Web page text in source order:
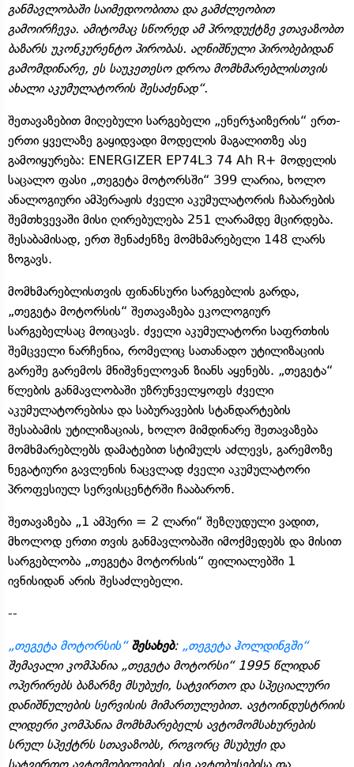
განმავლობაში საიმედოობითა და გამძლეობით
გამოირჩევა. ამიტომაც სწორედ ამ პროდუქტზე ვთავაზობთ
ბაზარს უკონკურენტო პირობას. აღნიშნული პირობებიდან
გამომდინარე, ეს საუკეთესო დროა მომხმარებლისთვის
ახალი აკუმულატორის შესაძენად“.
შეთავაზებით მიღებული სარგებელი „ენერჯაიზერის“ ერთ-
ერთი ყველაზე გაყიდვადი მოდელის მაგალითზე ასე
გამოიყურება: ENERGIZER EP74L3 74 Ah R+ მოდელის
საცალო ფასი „თეგეტა მოტორსში“ 399 ლარია, ხოლო
ანალოგიური ამპერაჟის ძველი აკუმულატორის ჩაბარების
შემთხვევაში მისი ღირებულება 251 ლარამდე მცირდება.
შესაბამისად, ერთ შენაძენზე მომხმარებელი 148 ლარს
ზოგავს.
მომხმარებლისთვის ფინანსური სარგებლის გარდა,
„თეგეტა მოტორსის“ შეთავაზება ეკოლოგიურ
სარგებელსაც მოიცავს. ძველი აკუმულატორი საფრთხის
შემცველი ნარჩენია, რომელიც სათანადო უტილიზაციის
გარეშე გარემოს მნიშვნელოვან ზიანს აყენებს. „თეგეტა“
წლების განმავლობაში უზრუნველყოფს ძველი
აკუმულატორებისა და საბურავების სტანდარტების
შესაბამის უტილიზაციას, ხოლო მიმდინარე შეთავაზება
მომხმარებლებს დამატებით სტიმულს აძლევს, გარემოზე
ნეგატიური გავლენის ნაცვლად ძველი აკუმულატორი
პროფესიულ სერვისცენტრში ჩააბარონ.
შეთავაზება „1 ამპერი = 2 ლარი“ შეზღუდული ვადით,
მხოლოდ ერთი თვის განმავლობაში იმოქმედებს და მისით
სარგებლობა „თეგეტა მოტორსის“ ფილიალებში 1
ივნისიდან არის შესაძლებელი.
--
„თეგეტა მოტორსის“ შესახებ: „თეგეტა ჰოლდინგში“
შემავალი კომპანია „თეგეტა მოტორსი“ 1995 წლიდან
ოპერირებს ბაზარზე მსუბუქი, სატვირთო და სპეციალური
დანიშნულების სერვისის მიმართულებით. ავტოინდუსტრიის
ლიდერი კომპანია მომხმარებელს ავტომომსახურების
სრულ სპექტრს სთავაზობს, როგორც მსუბუქი და